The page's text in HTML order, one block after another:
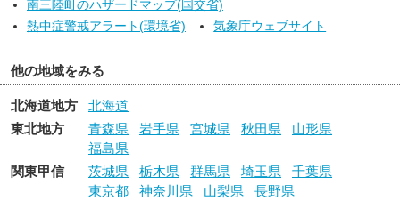
南三陸町のハザードマップ(国交省)
熱中症警戒アラート(環境省)
気象庁ウェブサイト
他の地域をみる
北海道地方
北海道
東北地方
青森県 岩手県 宮城県 秋田県
山形県
福島県
関東甲信
茨城県 栃木県 群馬県 埼玉県
千葉県
東京都
神奈川県 山梨県
長野県